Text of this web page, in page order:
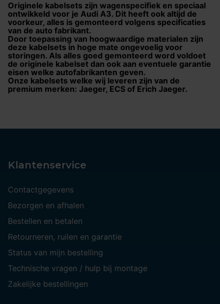
Originele kabelsets zijn wagenspecifiek en speciaal
ontwikkeld voor je Audi A3. Dit heeft ook altijd de
voorkeur, alles is gemonteerd volgens specificaties
van de auto fabrikant.
Door toepassing van hoogwaardige materialen zijn
deze kabelsets in hoge mate ongevoelig voor
storingen. Als alles goed gemonteerd word voldoet
de originele kabelset dan ook aan eventuele garantie
eisen welke autofabrikanten geven.
Onze kabelsets welke wij leveren zijn van de
premium merken: Jaeger, ECS of Erich Jaeger.
Klantenservice
Contactgegevens
Bezorgen en afhalen
Bestellen en betalen
Retourneren, ruilen en garantie
Status van mijn bestelling
Technische vragen / hulp bij montage
Zakelijke bestellingen